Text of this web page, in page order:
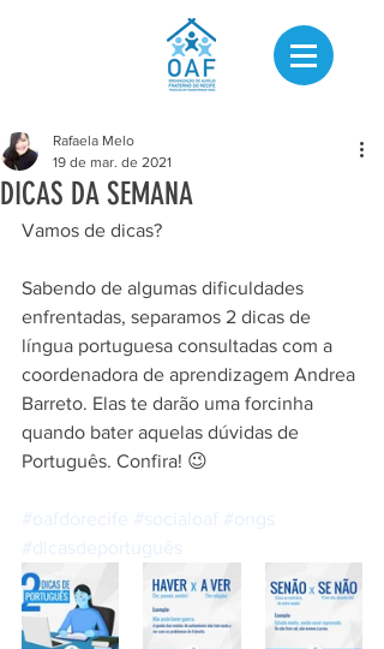
DICAS DA SEMANA
Rafaela Melo
19 de mar. de 2021
Vamos de dicas?
Sabendo de algumas dificuldades
enfrentadas, separamos 2 dicas de
língua portuguesa consultadas com a
coordenadora de aprendizagem Andrea
Barreto. Elas te darão uma forcinha
quando bater aquelas dúvidas de
Português. Confira! 😉